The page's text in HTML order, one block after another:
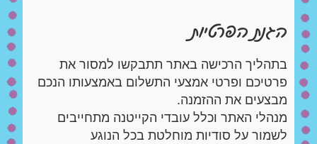
הגנת הפרטיות
בתהליך הרכישה באתר תתבקשו למסור את
פרטיכם ופרטי אמצעי התשלום באמצעותו הנכם
מבצעים את ההזמנה.
מנהלי האתר וכלל עובדי הקייטנה מתחייבים
לשמור על סודיות מוחלטת בכל הנוגע